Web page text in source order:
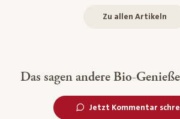
Zu allen Artikeln
Das sagen andere Bio-
Jetzt Kommentar